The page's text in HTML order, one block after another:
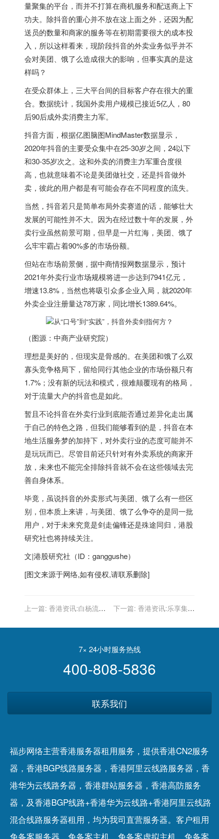
量聚集的平台，而并不打算在商机服务和配送商上下
功夫。除抖音的重心并不放在这上面之外，还因为配
送员的数量和商家的服务等在初期需要很大的成本投
入，所以这样看来，现阶段抖音的外卖业务似乎并不
会对美团、饿了么造成很大的影响，但事实真的是这
样吗？
在受众群体上，三大平台间的目标客户存在很大的重
合。数据统计，我国外卖用户规模已接近5亿人，80
后90后成外卖消费主力军。
抖音方面，根据亿图脑图MindMaster数据显示，
2020年抖音的主要受众集中在25-30岁之间，24以下
和30-35岁次之。这和外卖的消费主力军重合度很
高，也就意味着不论是美团做社交，还是抖音做外
卖，彼此的用户都是有可能会存在不同程度的流失。
当然，抖音若只是简单布局外卖赛道的话，能够壮大
发展的可能性并不大。因为在经过数十年的发展，外
卖行业虽然前景可期，但早是一片红海，美团、饿了
么牢牢霸占着90%多的市场份额。
但站在市场前景侧，据中商情报网数据显示，预计
2021年外卖行业市场规模将进一步达到7941亿元，
增速13.8%，当然也将吸引众多企业入局，就2020年
外卖企业注册量达78万家，同比增长1389.64%。
（图源：中商产业研究院）
理想是美好的，但现实是骨感的。在美团和饿了么双
寡头竞争格局下，留给同行其他企业的市场份额只有
1.7%；没有新的玩法和模式，很难颠覆现有的格局，
对于流量大户的抖音也是如此。
暂且不论抖音在外卖行业到底能否通过差异化走出属
于自己的特色之路，但我们能够看到的是，抖音在本
地生活服务梦的加持下，对外卖行业的态度可能并不
是玩玩而已。尽管目前还只针对有外卖系统的商家开
放，未来也不能完全排除抖音就不会在这些领域去完
善自身体系。
毕竟，虽说抖音的外卖形式与美团、饿了么有一些区
别，但本质上来讲，与美团、饿了么争夺的是同一批
用户，对于未来究竟是剑走偏锋还是殊途同归，港股
研究社也将持续关注。
文|港股研究社（ID：ganggushe）
[图文来源于网络,如有侵权,请联系删除]
上一篇: 香港资讯:白杨流量
流量的核心是什么？
下一篇: 香港资讯:乐享集团
与过”
7× 24小时服务热线
400-808-5836
联系我们
福步网络主营香港服务器租用服务，提供香港CN2服务
器，香港BGP线路服务器，香港阿里云线路服务器，香
港华为云线路务器，香港群站服务器，香港高防服务
器，及香港BGP线路+香港华为云线路+香港阿里云线路
混合线路服务器租用，均为我司直营服务器。客户租用
免备案服务器
免备案主机 免备案虚拟主机 免备案